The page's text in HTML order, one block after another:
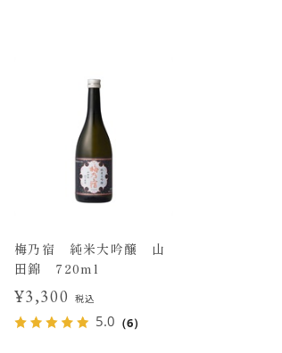
梅乃宿 純米大吟醸 山
田錦 720ml
¥3,300 税込
5.0 （6）